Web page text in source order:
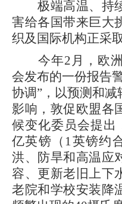
极端高温、持续
害给各国带来巨大
织及国际机构正采
今年2月，欧洲
会发布的一份报告
协调”，以预测和
影响，敦促欧盟各
候变化委员会提出
亿英镑（1英镑约
洪、防旱和高温应
容、更新老旧上下
老院和学校安装降